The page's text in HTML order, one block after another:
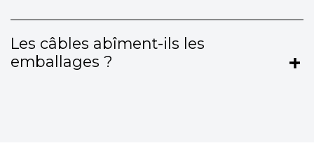
Les câbles abîment-ils les
emballages ?